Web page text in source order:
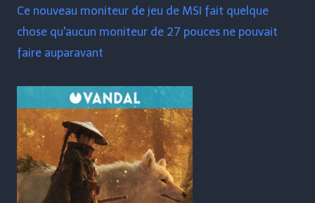
Ce nouveau moniteur de jeu de MSI fait quelque
chose qu'aucun moniteur de 27 pouces ne pouvait
faire auparavant